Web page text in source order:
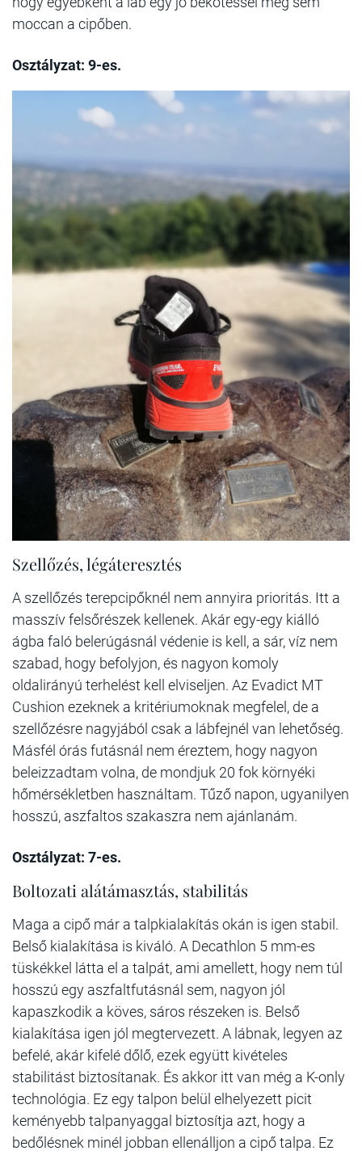
moccan a cipőben.
Osztályzat: 9-es.
Szellőzés, légáteresztés
A szellőzés terepcipőknél nem annyira prioritás. Itt a
masszív felsőrészek kellenek. Akár egy-egy kiálló
ágba faló belerúgásnál védenie is kell, a sár, víz nem
szabad, hogy befolyjon, és nagyon komoly
oldalirányú terhelést kell elviseljen. Az Evadict MT
Cushion ezeknek a kritériumoknak megfelel, de a
szellőzésre nagyjából csak a lábfejnél van lehetőség.
Másfél órás futásnál nem éreztem, hogy nagyon
beleizzadtam volna, de mondjuk 20 fok környéki
hőmérsékletben használtam. Tűző napon, ugyanilyen
hosszú, aszfaltos szakaszra nem ajánlanám.
Osztályzat: 7-es.
Boltozati alátámasztás, stabilitás
Maga a cipő már a talpkialakítás okán is igen stabil.
Belső kialakítása is kiváló. A Decathlon 5 mm-es
tüskékkel látta el a talpát, ami amellett, hogy nem túl
hosszú egy aszfaltfutásnál sem, nagyon jól
kapaszkodik a köves, sáros részeken is. Belső
kialakítása igen jól megtervezett. A lábnak, legyen az
befelé, akár kifelé dőlő, ezek együtt kivételes
stabilitást biztosítanak. És akkor itt van még a K-only
technológia. Ez egy talpon belül elhelyezett picit
keményebb talpanyaggal biztosítja azt, hogy a
bedőlésnek minél jobban ellenálljon a cipő talpa. Ez